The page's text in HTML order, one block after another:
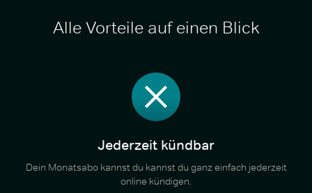
Alle Vorteile auf einen Blick
Jederzeit kündbar
Dein Monatsabo kannst du kannst du ganz einfach jederzeit
online kündigen.